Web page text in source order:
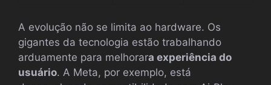
A evolução não se limita ao hardware. Os
gigantes da tecnologia estão trabalhando
arduamente para melhorara experiência do
usuário. A Meta, por exemplo, está